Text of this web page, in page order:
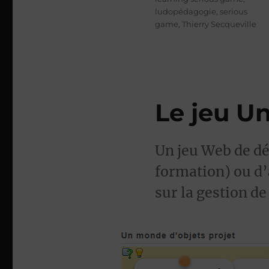
ludopédagogie serious
game Thierry Secqueville
Le jeu
Un jeu Web de
formation) ou
sur la gestion